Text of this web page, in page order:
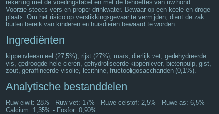
rekening met de voedingstabel en met de behoeftes van uw hond.
Voorzie steeds vers en proper drinkwater. Bewaar op een koele en droge
plaats. Om het risico op verstikkingsgevaar te vermijden, dient de zak
buiten bereik van kinderen en huisdieren bewaard te worden.
Ingrediënten
kippenvleesmeel (27,5%), rijst (27%), maïs, dierlijk vet, gedehydreerde
vis, gedroogde hele eieren, gehydroliseerde kippenlever, bietenpulp, gist,
zout, geraffineerde visolie, lecithine, fructooligosacchariden (0,1%).
Analytische bestanddelen
Ruw eiwit: 28% - Ruw vet: 17% - Ruwe celstof: 2,5% - Ruwe as: 6,5% -
Calcium: 1,35% - Fosfor: 0,90%